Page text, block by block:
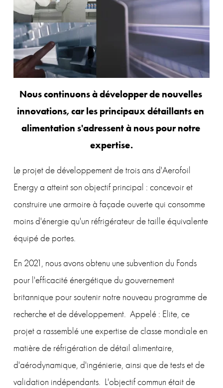
Nous continuons à développer de nouvelles
innovations, car les principaux détaillants en
alimentation s'adressent à nous pour notre
expertise.
Le projet de développement de trois ans d'Aerofoil
Energy a atteint son objectif principal : concevoir et
construire une armoire à façade ouverte qui consomme
moins d'énergie qu'un réfrigérateur de taille équivalente
équipé de portes.
En 2021, nous avons obtenu une subvention du Fonds
pour l'efficacité énergétique du gouvernement
britannique pour soutenir notre nouveau programme de
recherche et de développement.  Appelé : Elite, ce
projet a rassemblé une expertise de classe mondiale en
matière de réfrigération de détail alimentaire,
d'aérodynamique, d'ingénierie, ainsi que de tests et de
validation indépendants.  L'objectif commun était de